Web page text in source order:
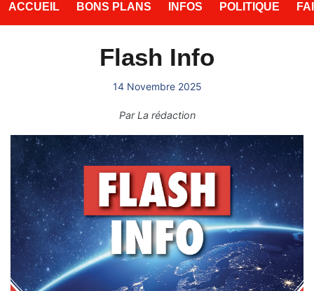
ACCUEIL BONS PLANS INFOS POLITIQUE
Flash Info
14 Novembre 2025
ParLa rédaction